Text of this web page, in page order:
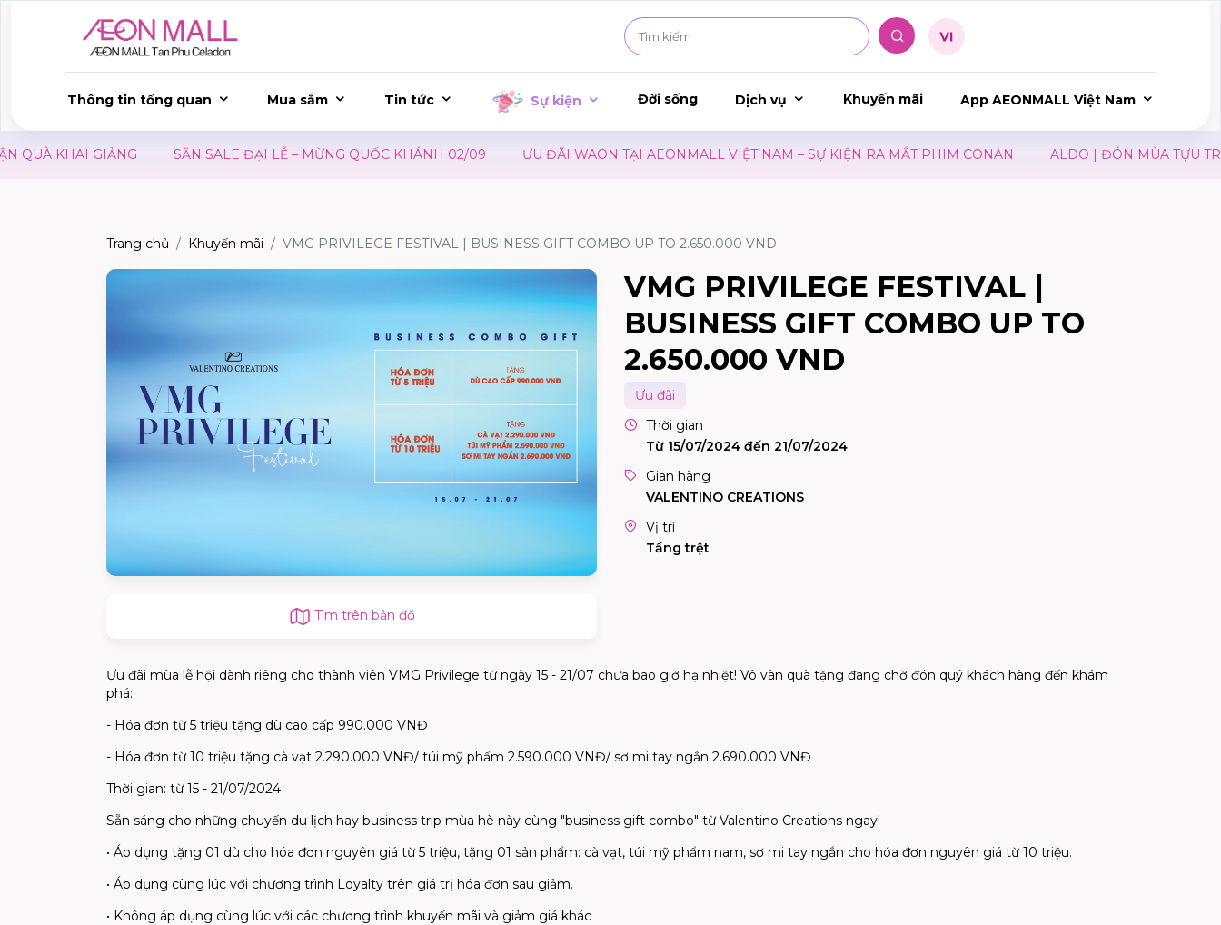
Thông tin tổng quan Mua sắm Tin tức Sự kiện Đời sống Dịch vụ Khuyến mãi App AEONMALL Việt Nam
KHAI GIẢNG SĂN SALE ĐẠI LỄ – MỪNG QUỐC KHÁNH 02/09 ƯU ĐÃI WAON TẠI AEONMALL VIỆT NAM – SỰ KIỆN RA MẮT PHIM CONAN ALDO | ĐÓN MÙA TỰU
Trang chủ Khuyến mãi VMG PRIVILEGE FESTIVAL | BUSINESS GIFT COMBO UP TO 2.650.000 VND
Tìm trên bản đồ
VMG PRIVILEGE FESTIVAL |
BUSINESS GIFT COMBO UP TO
2.650.000 VND
Ưu đãi
Thời gian
Từ 15/07/2024 đến 21/07/2024
Gian hàng
VALENTINO CREATIONS
Vị trí
Tầng trệt
Ưu đãi mùa lễ hội dành riêng cho thành viên VMG Privilege từ ngày 15 - 21/07 chưa bao giờ hạ nhiệt! Vô vàn quà tặng đang chờ đón quý khách hàng đến khám
phá:
- Hóa đơn từ 5 triệu tặng dù cao cấp 990.000 VNĐ
- Hóa đơn từ 10 triệu tặng cà vạt 2.290.000 VNĐ/ túi mỹ phẩm 2.590.000 VNĐ/ sơ mi tay ngắn 2.690.000 VNĐ
Thời gian: từ 15 - 21/07/2024
Sẵn sáng cho những chuyến du lịch hay business trip mùa hè này cùng "business gift combo" từ Valentino Creations ngay!
• Áp dụng tặng 01 dù cho hóa đơn nguyên giá từ 5 triệu, tặng 01 sản phẩm: cà vạt, túi mỹ phẩm nam, sơ mi tay ngắn cho hóa đơn nguyên giá từ 10 triệu.
• Áp dụng cùng lúc với chương trình Loyalty trên giá trị hóa đơn sau giảm.
• Không áp dụng cùng lúc với các chương trình khuyến mãi và giảm giá khác